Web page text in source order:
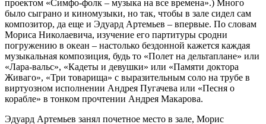
проектом «Симфо-фолк – музыка на все времена».) Много
было сыграно и киномузыки, но так, чтобы в зале сидел сам
композитор, да еще и Эдуард Артемьев – впервые. По словам
Мориса Николаевича, изучение его партитуры сродни
погружению в океан – настолько бездонной кажется каждая
музыкальная композиция, будь то «Полет на дельтаплане» или
«Лара-вальс», «Кадеты и девушки» или «Памяти доктора
Живаго», «Три товарища» с выразительным соло на трубе в
виртуозном исполнении Андрея Пугачева или «Песня о
корабле» в тонком прочтении Андрея Макарова.
Эдуард Артемьев занял почетное место в зале, Морис